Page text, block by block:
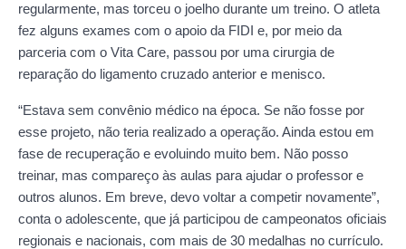
regularmente, mas torceu o joelho durante um treino. O atleta
fez alguns exames com o apoio da FIDI e, por meio da
parceria com o Vita Care, passou por uma cirurgia de
reparação do ligamento cruzado anterior e menisco.
“Estava sem convênio médico na época. Se não fosse por
esse projeto, não teria realizado a operação. Ainda estou em
fase de recuperação e evoluindo muito bem. Não posso
treinar, mas compareço às aulas para ajudar o professor e
outros alunos. Em breve, devo voltar a competir novamente”,
conta o adolescente, que já participou de campeonatos oficiais
regionais e nacionais, com mais de 30 medalhas no currículo.